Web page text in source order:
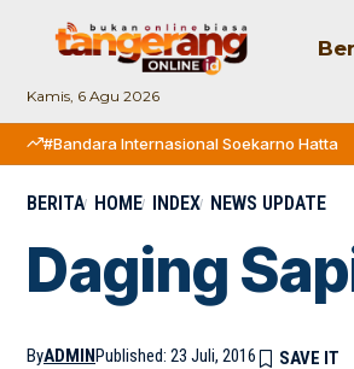
Kamis, 6 Agu 2026
#Bandara Internasional Soekarno Hatta
BERITA HOME INDEX NEWS UPDATE
Daging
ByADMINPublished: 23 Juli, 2016